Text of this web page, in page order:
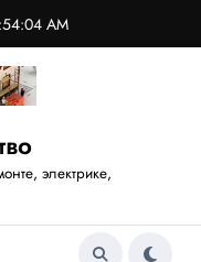
AM
электрике,